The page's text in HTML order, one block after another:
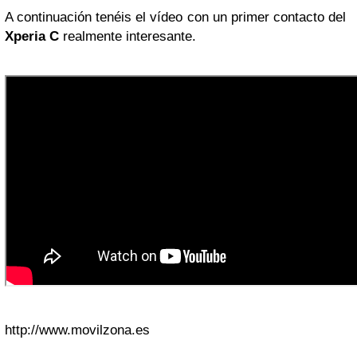
A continuación tenéis el vídeo con un primer contacto del
Xperia C realmente interesante.
http://www.movilzona.es